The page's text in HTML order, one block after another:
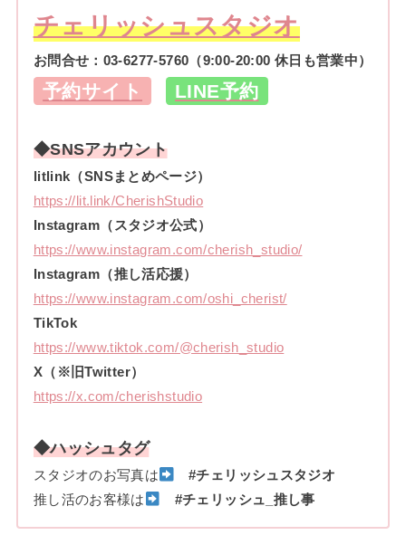
チェリッシュスタジオ
お問合せ： 03-6277-5760 （9:00-20:00 休日も営業中）
予約サイト LINE予約
◆SNSアカウント
litlink（SNSまとめページ）
https://lit.link/CherishStudio
Instagram（スタジオ公式）
https://www.instagram.com/cherish_studio/
Instagram（推し活応援）
https://www.instagram.com/oshi_cherist/
TikTok
https://www.tiktok.com/@cherish_studio
X（※旧Twitter）
https://x.com/cherishstudio
◆ハッシュタグ
スタジオのお写真は
#チェリッシュスタジオ
推し活のお客様は
#チェリッシュ_推し事